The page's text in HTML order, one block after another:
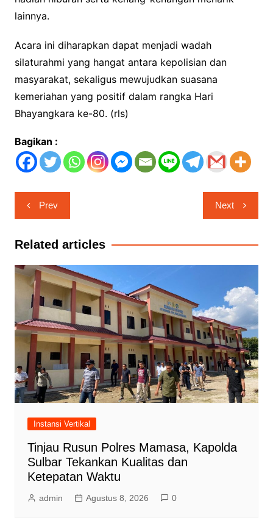
lainnya.
Acara ini diharapkan dapat menjadi wadah
silaturahmi yang hangat antara kepolisian dan
masyarakat, sekaligus mewujudkan suasana
kemeriahan yang positif dalam rangka Hari
Bhayangkara ke-80. (rls)
Bagikan :
Navigasi
pos
Prev Next
Related articles
Instansi Vertikal
Tinjau Rusun Polres Mamasa, Kapolda
Sulbar Tekankan Kualitas dan
Ketepatan Waktu
admin Agustus 8, 2026 0